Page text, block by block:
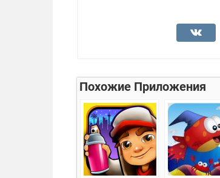
Похожие Приложения